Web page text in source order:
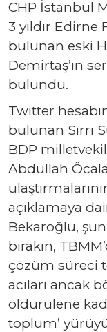
CHP İstanbul
3 yıldır Edirne
bulunan eski
Demirtaş’ın
bulundu.
Twitter
bulunan Sırrı
BDP
Abdullah
açıklamaya
Bekaroğlu,
bırakın,
çözüm süreci
acıları ancak
öldürülene
toplum’